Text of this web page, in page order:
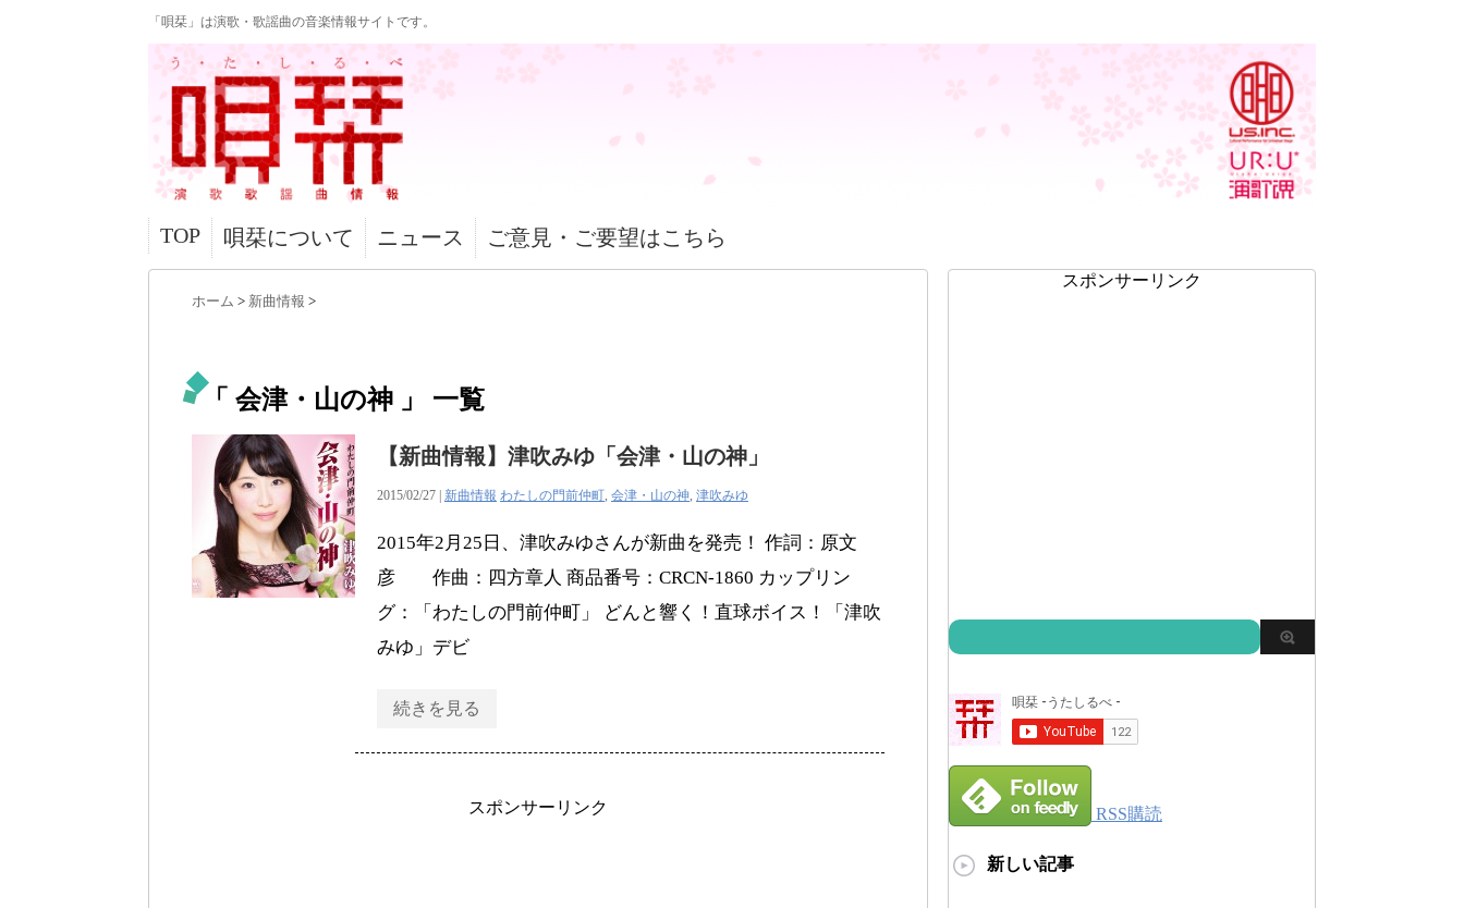
「唄栞」は演歌・歌謡曲の音楽情報サイトです。
TOP 唄栞について ニュース ご意見・ご要望はこちら
ホーム > 新曲情報 >
「 会津・山の神 」 一覧
【新曲情報】津吹みゆ「会津・山の神」
2015/02/27 | 新曲情報 わたしの門前仲町, 会津・山の神, 津吹みゆ
2015年2月25日、津吹みゆさんが新曲を発売！ 作詞：原文
彦 作曲：四方章人 商品番号：CRCN-1860 カップリン
グ：「わたしの門前仲町」 どんと響く！直球ボイス！「津吹
みゆ」デビ
続きを見る
スポンサーリンク
スポンサーリンク
RSS購読
新しい記事